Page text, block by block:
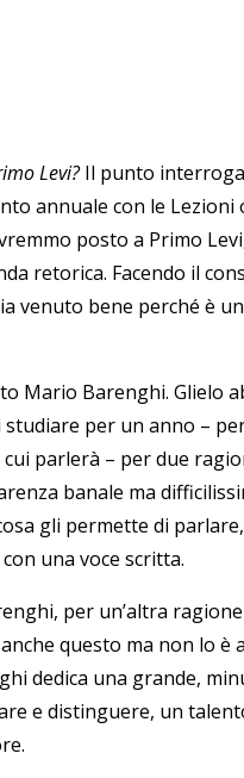
Levi?Il punto
annuale con le
posto a Primo
retorica. Facendo il
venuto bene perché è
Mario Barenghi. Glielo
per un anno –
parlerà – per due
banale ma
gli permette di
una voce scritta.
per un’altra
questo ma non lo è
dedica una grande,
e distinguere, un